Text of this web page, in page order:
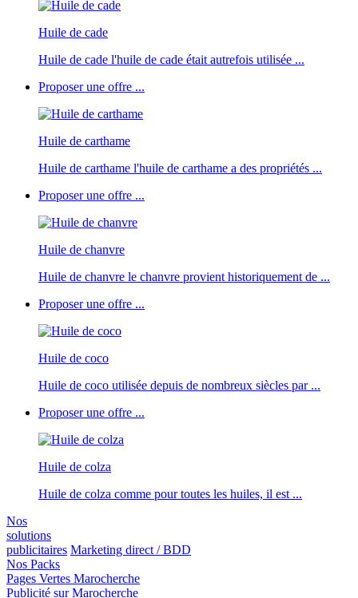
Huile de cade
Huile de cade l'huile de cade était autrefois utilisée ...
Proposer une offre ...
Huile de carthame
Huile de carthame l'huile de carthame a des propriétés ...
Proposer une offre ...
Huile de chanvre
Huile de chanvre le chanvre provient historiquement de ...
Proposer une offre ...
Huile de coco
Huile de coco utilisée depuis de nombreux siècles par ...
Proposer une offre ...
Huile de colza
Huile de colza comme pour toutes les huiles, il est ...
Nos
solutions
publicitaires Marketing direct / BDD
Nos Packs
Pages Vertes Marocherche
Publicité sur Marocherche